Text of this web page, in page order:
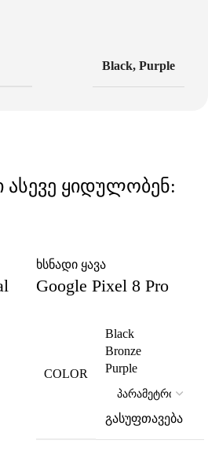
Black, Purple
ასევე ყიდულობენ:
ხსნადი ყავა
Google Pixel 8 Pro
COLOR
Black
Bronze
Purple
გასუფთავება